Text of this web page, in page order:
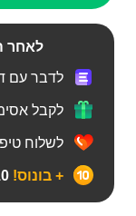
לאחר
לדבר עם
לקבל
לשלוח
+ בונוס!